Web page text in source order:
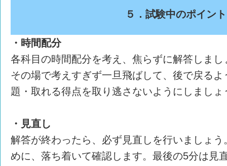
５．試験中のポイント
・時間配分
各科目の時間配分を考え、焦らずに解答しま
その場で考えすぎず一旦飛ばして、後で戻る
題・取れる得点を取り逃さないようにしましょ
・見直し
解答が終わったら、必ず見直しを行いましょ
めに、落ち着いて確認します。最後の5分は見